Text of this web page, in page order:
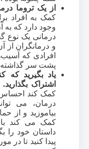
از یک تروما
کمک به افراد
وجود دارد که به
درمانی یک نوع
و درمانگران از
افرادی که
پشت سر
یاد بگیرید که
اشتراک بگذارید.
کمک کند
درمان، می
بیاموزید و از
کمک می کند
داستان خود را
پیدا کنید تا در